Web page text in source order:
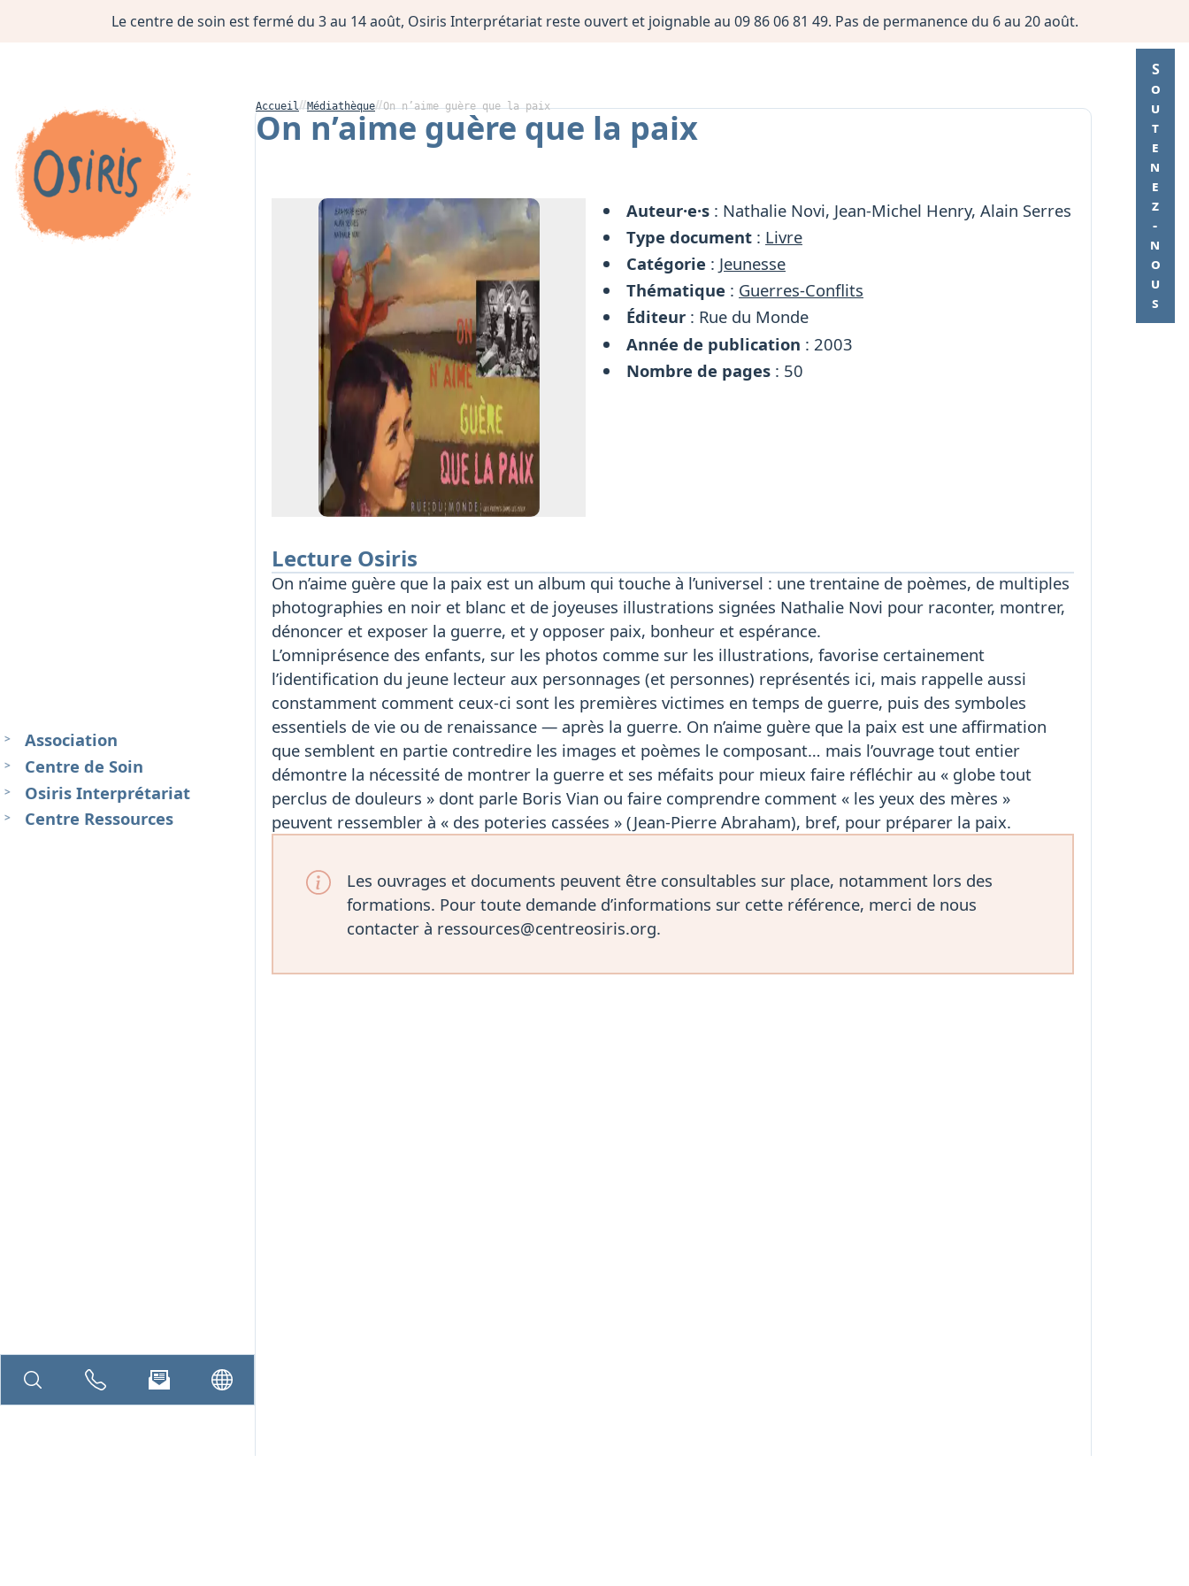
Le centre de soin est fermé du 3 au 14 août, Osiris Interprétariat reste ouvert et joignable au 09 86 06 81 49. Pas de permanence du 6 au 20 août.
Soutenez-nous
Association
Centre de Soin
Osiris Interprétariat
Centre Ressources
Accueil Médiathèque On n’aime guère que la paix
On n’aime guère que la paix
Auteur·e·s : Nathalie Novi, Jean-Michel Henry, Alain Serres
Type document : Livre
Catégorie : Jeunesse
Thématique : Guerres-Conflits
Éditeur : Rue du Monde
Année de publication : 2003
Nombre de pages : 50
Lecture Osiris
On n’aime guère que la paix est un album qui touche à l’universel : une trentaine de poèmes, de multiples
photographies en noir et blanc et de joyeuses illustrations signées Nathalie Novi pour raconter, montrer,
dénoncer et exposer la guerre, et y opposer paix, bonheur et espérance.
L’omniprésence des enfants, sur les photos comme sur les illustrations, favorise certainement
l’identification du jeune lecteur aux personnages (et personnes) représentés ici, mais rappelle aussi
constamment comment ceux-ci sont les premières victimes en temps de guerre, puis des symboles
essentiels de vie ou de renaissance — après la guerre. On n’aime guère que la paix est une affirmation
que semblent en partie contredire les images et poèmes le composant… mais l’ouvrage tout entier
démontre la nécessité de montrer la guerre et ses méfaits pour mieux faire réfléchir au « globe tout
perclus de douleurs » dont parle Boris Vian ou faire comprendre comment « les yeux des mères »
peuvent ressembler à « des poteries cassées » (Jean-Pierre Abraham), bref, pour préparer la paix.
Les ouvrages et documents peuvent être consultables sur place, notamment lors des
formations. Pour toute demande d’informations sur cette référence, merci de nous
contacter à ressources@centreosiris.org.